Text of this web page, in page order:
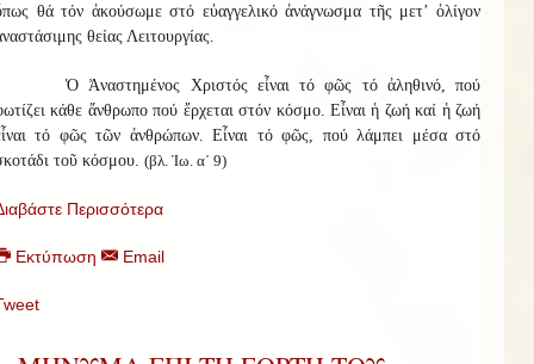
θά τόν ἀκούσωμε στό εὐαγγελικό ἀνάγνωσμα τῆς μετ’ ὀλίγον
θείας Λειτουργίας.
Ὁ Ἀναστημένος Χριστός εἶναι τό φῶς τό ἀληθινό, πού
κάθε ἄνθρωπο πού ἔρχεται στόν κόσμο. Εἶναι ἡ ζωή καί ἡ ζωή
τό φῶς τῶν ἀνθρώπων. Εἶναι τό φῶς, πού λάμπει μέσα στό
τοῦ κόσμου. (βλ. Ἰω. α΄ 9)
Περισσότερα
Εκτύπωση Email